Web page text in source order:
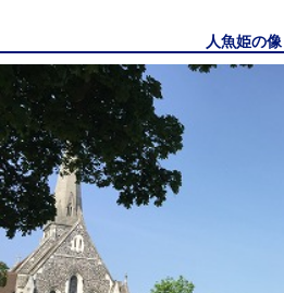
人魚姫の像